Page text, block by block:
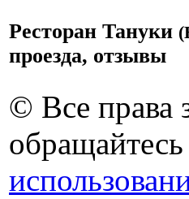
Ресторан Тануки
проезда, отзывы
© Все